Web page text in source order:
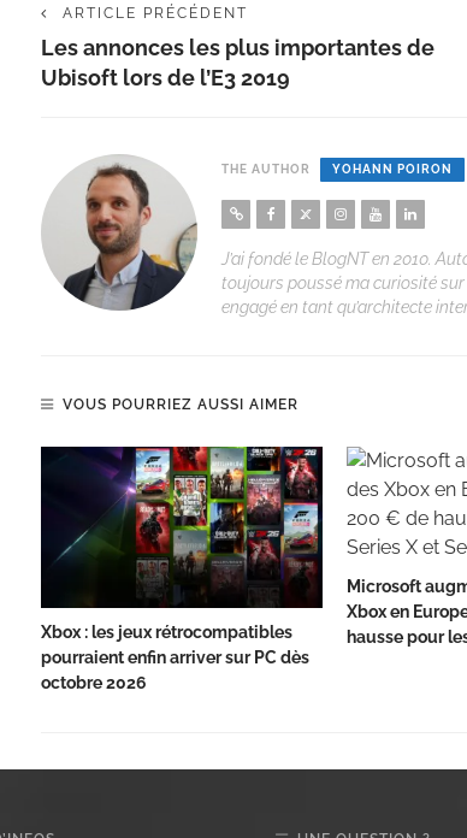
ARTICLE PRÉCÉDENT
Les annonces les plus importantes de
Ubisoft lors de l’E3 2019
THE AUTHOR YOHANN POIRON
J’ai fondé le BlogNT en 2010.
toujours poussé ma curiosité
engagé en tant qu’architecte
VOUS POURRIEZ AUSSI AIMER
Xbox : les jeux rétrocompatibles
pourraient enfin arriver sur PC dès
octobre 2026
Microsoft
Xbox en
hausse pour